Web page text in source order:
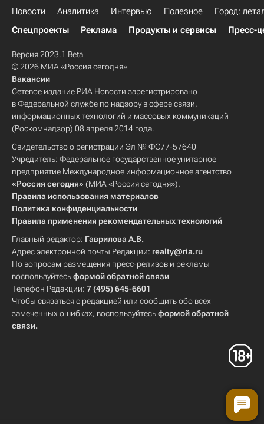
Новости Аналитика Интервью Полезное
Город:
Спецпроекты
Реклама Продукты и сервисы Пресс-
Версия 2023.1 Beta
© 2026 МИА «Россия сегодня»
Вакансии
Сетевое издание РИА Новости зарегистрировано
в Федеральной службе по надзору в сфере связи,
информационных технологий и массовых коммуникаций
(Роскомнадзор) 08 апреля 2014 года.
Свидетельство о регистрации Эл № ФС77-57640
Учредитель: Федеральное государственное унитарное
предприятие Международное информационное агентство
«Россия сегодня» (МИА «Россия сегодня»).
Правила использования материалов
Политика конфиденциальности
Правила применения рекомендательных технологий
Главный редактор: Гаврилова А.В.
Адрес электронной почты Редакции: realty@ria.ru
По вопросам размещения пресс-релизов и рекламы
воспользуйтесьформой обратной связи
Телефон Редакции: 7 (495) 645-6601
Чтобы связаться с редакцией или сообщить обо всех
замеченных ошибках, воспользуйтесьформой обратной
связи.